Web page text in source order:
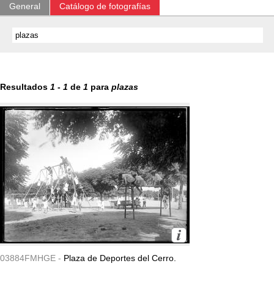
General Catálogo de fotografías
Resultados 1 - 1 de 1 para plazas
03884FMHGE - Plaza de Deportes del Cerro.